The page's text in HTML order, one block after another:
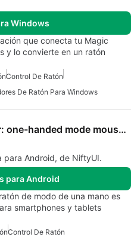
Windows
que conecta tu Magic
y lo convierte en un ratón
Control De Ratón
De Ratón Para Windows
Reachability Cursor: one-handed mode mouse pointer
para Android, de NiftyUI.
para Android
de modo de una mano es
smartphones y tablets
Control De Ratón